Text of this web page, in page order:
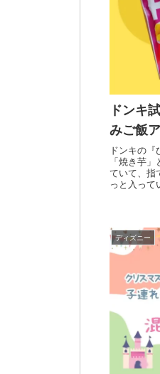
ドンキ
みご飯
ドンキの
「焼き芋
ていて、指
っと入って
ディズニー